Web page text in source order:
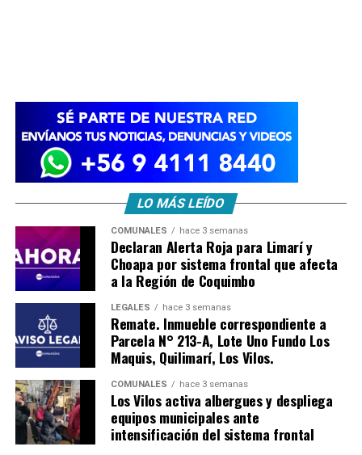
LO MÁS LEÍDO
COMUNALES hace 3 semanas
Declaran Alerta Roja para Limarí y
Choapa por sistema frontal que afecta
a la Región de Coquimbo
LEGALES hace 3 semanas
Remate. Inmueble correspondiente a
Parcela N° 213-A, Lote Uno Fundo Los
Maquis, Quilimarí, Los Vilos.
COMUNALES hace 3 semanas
Los Vilos activa albergues y despliega
equipos municipales ante
intensificación del sistema frontal